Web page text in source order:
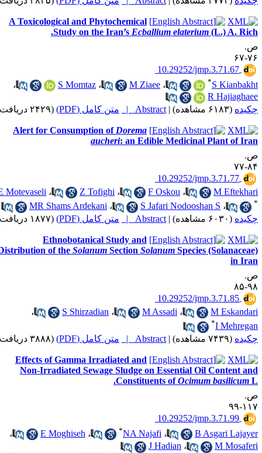
A Toxicological and Phytochemical
Study on the Iran’sEcballium elaterium(L.) A.
‎ 10.29252/jmp.3.71.67
S
* ،M Ziaee ،S Momtaz
،
R
(۶۱۸۳ مشاهده) |
Abstract | متن کامل (PDF) (۲۴۲۹ دریافت)
Alert for Consumption ofDorema
aucheri: an Edible Medicinal Plant of
‎ 10.29252/jmp.3.71.77
M
،F Oskou ،Z Tofighi ،E Motevaseli
،S Jafari Nodooshan S ،MR Shams Ardekani
(۶۰۳۰ مشاهده) |
Abstract | متن کامل (PDF) (۱۸۷۷ دریافت)
Ethnobotanical Study and
Distribution of theSolanumSectionSolanumSpecies
in
‎ 10.29252/jmp.3.71.85
M
،M Assadi ،S Shirzadian
،
I
*
(۷۴۳۹ مشاهده) |
Abstract | متن کامل (PDF) (۳۸۸۸ دریافت)
Effects of Gamma Irradiated and
Non-Irradiated Sewage Sludge on Essential Oil Content
Constituents ofOcimum
‎ 10.29252/jmp.3.71.99
B Asgari
،NA Najafi
* ،E Moghiseh
،
M
،J Hadian